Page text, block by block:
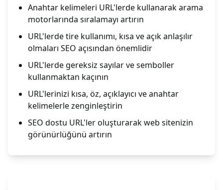
Anahtar kelimeleri URL'lerde kullanarak arama
motorlarında sıralamayı artırın
URL'lerde tire kullanımı, kısa ve açık anlaşılır
olmaları SEO açısından önemlidir
URL'lerde gereksiz sayılar ve semboller
kullanmaktan kaçının
URL'lerinizi kısa, öz, açıklayıcı ve anahtar
kelimelerle zenginleştirin
SEO dostu URL'ler oluşturarak web sitenizin
görünürlüğünü artırın